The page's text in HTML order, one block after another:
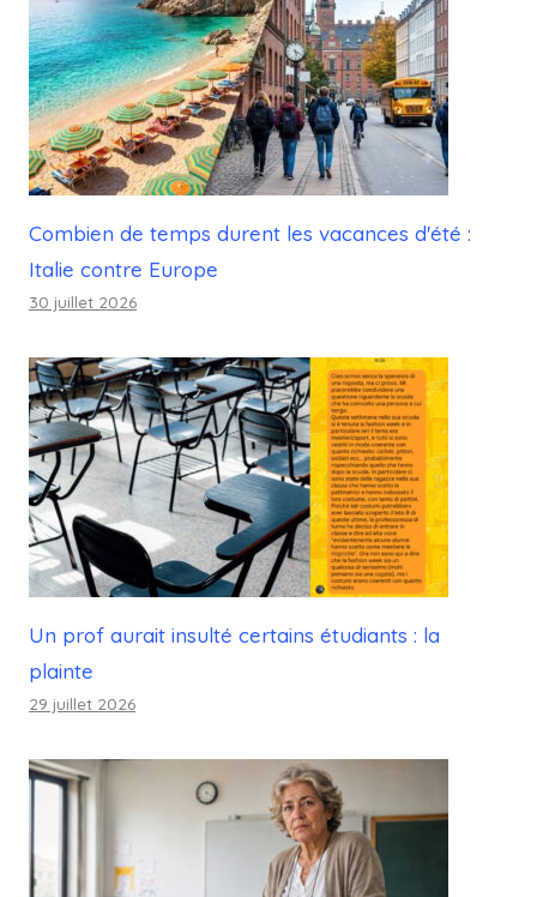
Combien de temps durent les vacances d'été :
Italie contre Europe
30 juillet 2026
Un prof aurait insulté certains étudiants : la
plainte
29 juillet 2026